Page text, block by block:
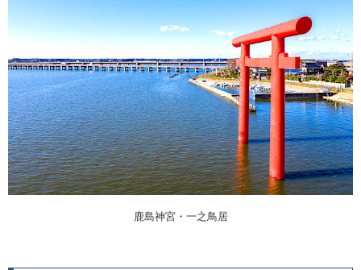
鹿島神宮・一之鳥居